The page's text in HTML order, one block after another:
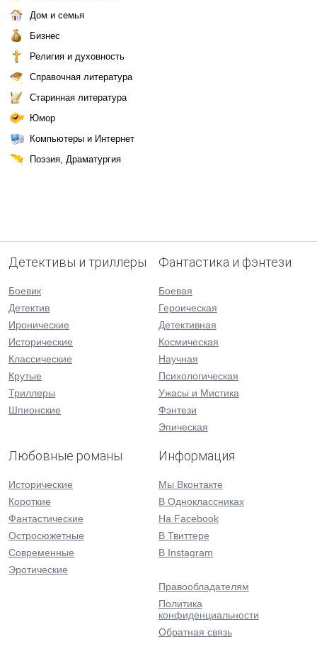
Дом и семья
Бизнес
Религия и духовность
Справочная литература
Старинная литература
Юмор
Компьютеры и Интернет
Поэзия, Драматургия
Детективы и триллеры
Боевик
Детектив
Иронические
Исторические
Классические
Крутые
Триллеры
Шпионские
Фантастика и фэнтези
Боевая
Героическая
Детективная
Космическая
Научная
Психологическая
Ужасы и Мистика
Фэнтези
Эпическая
Любовные романы
Исторические
Короткие
Фантастические
Остросюжетные
Современные
Эротические
Информация
Мы Вконтакте
В Одноклассниках
На Facebook
В Твиттере
В Instagram
Правообладателям
Политика
конфиденциальности
Обратная связь